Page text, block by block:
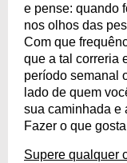
e pense: quando
nos olhos das
Com que
que a tal correria
período semanal
lado de quem
sua caminhada e
Fazer o que
Supere qualquer